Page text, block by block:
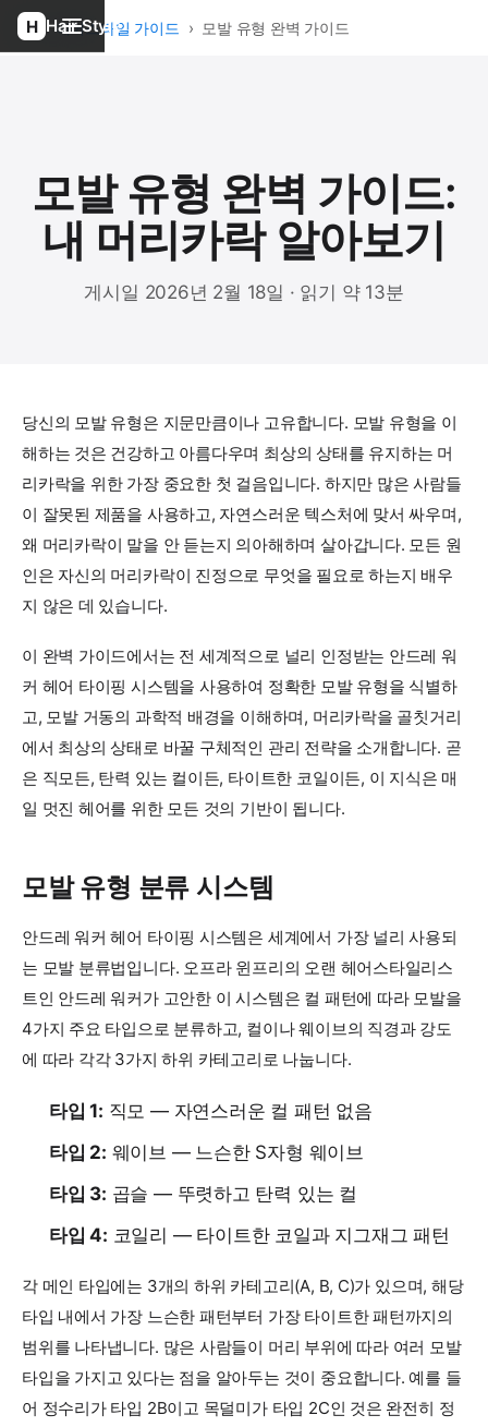
Hair Style
홈 헤어스타일 가이드 › 모발 유형 완벽 가이드
모발 유형 완벽 가이드:
내 머리카락 알아보기
게시일 2026년 2월 18일 · 읽기 약 13분
당신의 모발 유형은 지문만큼이나 고유합니다. 모발 유형을 이
해하는 것은 건강하고 아름다우며 최상의 상태를 유지하는 머
리카락을 위한 가장 중요한 첫 걸음입니다. 하지만 많은 사람들
이 잘못된 제품을 사용하고, 자연스러운 텍스처에 맞서 싸우며,
왜 머리카락이 말을 안 듣는지 의아해하며 살아갑니다. 모든 원
인은 자신의 머리카락이 진정으로 무엇을 필요로 하는지 배우
지 않은 데 있습니다.
이 완벽 가이드에서는 전 세계적으로 널리 인정받는 안드레 워
커 헤어 타이핑 시스템을 사용하여 정확한 모발 유형을 식별하
고, 모발 거동의 과학적 배경을 이해하며, 머리카락을 골칫거리
에서 최상의 상태로 바꿀 구체적인 관리 전략을 소개합니다. 곧
은 직모든, 탄력 있는 컬이든, 타이트한 코일이든, 이 지식은 매
일 멋진 헤어를 위한 모든 것의 기반이 됩니다.
모발 유형 분류 시스템
안드레 워커 헤어 타이핑 시스템은 세계에서 가장 널리 사용되
는 모발 분류법입니다. 오프라 윈프리의 오랜 헤어스타일리스
트인 안드레 워커가 고안한 이 시스템은 컬 패턴에 따라 모발을
4가지 주요 타입으로 분류하고, 컬이나 웨이브의 직경과 강도
에 따라 각각 3가지 하위 카테고리로 나눕니다.
타입 1: 직모 — 자연스러운 컬 패턴 없음
타입 2: 웨이브 — 느슨한 S자형 웨이브
타입 3: 곱슬 — 뚜렷하고 탄력 있는 컬
타입 4: 코일리 — 타이트한 코일과 지그재그 패턴
각 메인 타입에는 3개의 하위 카테고리(A, B, C)가 있으며, 해당
타입 내에서 가장 느슨한 패턴부터 가장 타이트한 패턴까지의
범위를 나타냅니다. 많은 사람들이 머리 부위에 따라 여러 모발
타입을 가지고 있다는 점을 알아두는 것이 중요합니다. 예를 들
어 정수리가 타입 2B이고 목덜미가 타입 2C인 것은 완전히 정